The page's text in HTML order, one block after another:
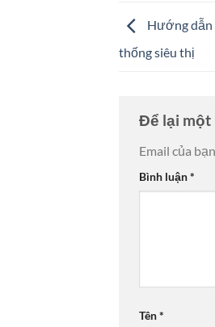
Hướng dẫn
thống siêu thị
Để lại một
Email của
Bình luận*
Tên*